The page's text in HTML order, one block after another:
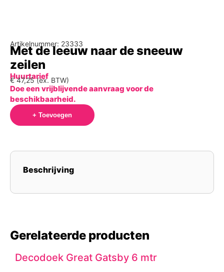
Artikelnummer: 23333
Met de leeuw naar de sneeuw
zeilen
Huurtarief
€47,25(ex. BTW)
Doe een vrijblijvende aanvraag voor de
beschikbaarheid.
+ Toevoegen
Beschrijving
Gerelateerde producten
Decodoek Great Gatsby 6 mtr